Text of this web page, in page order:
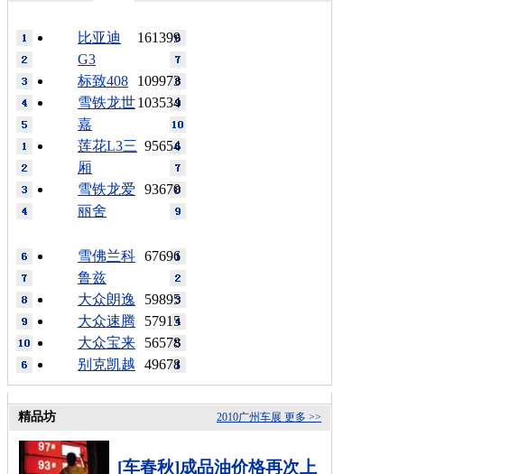
161399
比亚迪
G3
109973
标致408
103534
雪铁龙世
嘉
95654
莲花L3三
厢
93670
雪铁龙爱
丽舍
67696
雪佛兰科
鲁兹
59895
大众朗逸
57915
大众速腾
56578
大众宝来
49678
别克凯越
更多 >>
2010广州车展
精品坊
[车春秋]成品油价格再次上